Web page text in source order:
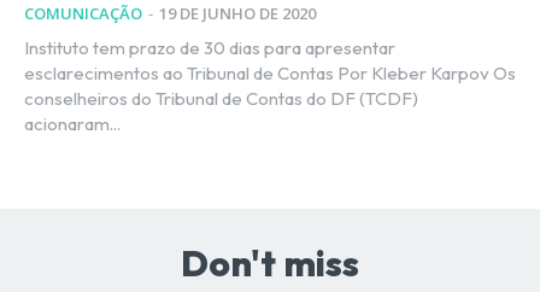
COMUNICAÇÃO - 19 DE JUNHO DE 2020
Instituto tem prazo de 30 dias para apresentar
esclarecimentos ao Tribunal de Contas Por Kleber Karpov Os
conselheiros do Tribunal de Contas do DF (TCDF)
acionaram...
Don't miss